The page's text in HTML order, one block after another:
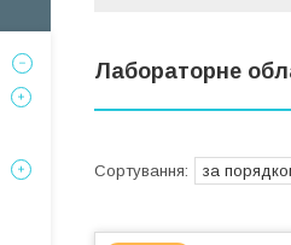
Лабораторне